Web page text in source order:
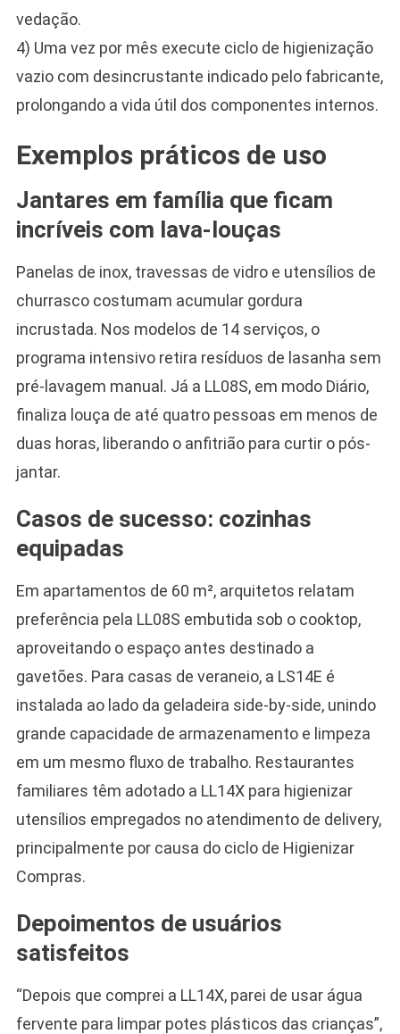
vedação.
4) Uma vez por mês execute ciclo de higienização
vazio com desincrustante indicado pelo fabricante,
prolongando a vida útil dos componentes internos.
Exemplos práticos de uso
Jantares em família que ficam
incríveis com lava-louças
Panelas de inox, travessas de vidro e utensílios de
churrasco costumam acumular gordura
incrustada. Nos modelos de 14 serviços, o
programa intensivo retira resíduos de lasanha sem
pré-lavagem manual. Já a LL08S, em modo Diário,
finaliza louça de até quatro pessoas em menos de
duas horas, liberando o anfitrião para curtir o pós-
jantar.
Casos de sucesso: cozinhas
equipadas
Em apartamentos de 60 m², arquitetos relatam
preferência pela LL08S embutida sob o cooktop,
aproveitando o espaço antes destinado a
gavetões. Para casas de veraneio, a LS14E é
instalada ao lado da geladeira side-by-side, unindo
grande capacidade de armazenamento e limpeza
em um mesmo fluxo de trabalho. Restaurantes
familiares têm adotado a LL14X para higienizar
utensílios empregados no atendimento de delivery,
principalmente por causa do ciclo de Higienizar
Compras.
Depoimentos de usuários
satisfeitos
“Depois que comprei a LL14X, parei de usar água
fervente para limpar potes plásticos das crianças”,